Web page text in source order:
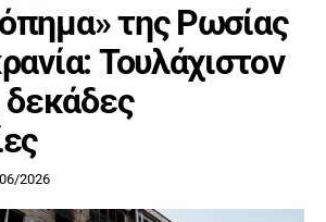
της Ρωσίας
Τουλάχιστον
δεκάδες
2026